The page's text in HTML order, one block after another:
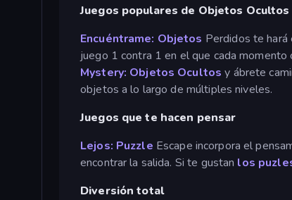
Juegos populares de Objetos Ocultos
Encuéntrame: Objetos Perdidos te hará
juego 1 contra 1 en el que cada
Mystery: Objetos Ocultos y ábrete
objetos a lo largo de múltiples niveles.
Juegos que te hacen pensar
Lejos: Puzzle Escape incorpora el
encontrar la salida. Si te gustan los
Diversión total